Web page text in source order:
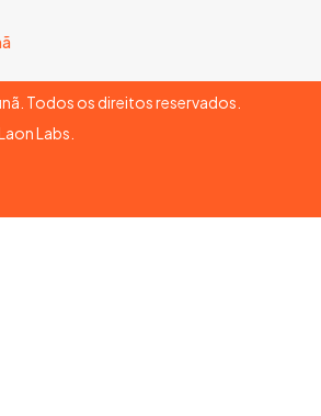
Todos os direitos reservados.
Labs